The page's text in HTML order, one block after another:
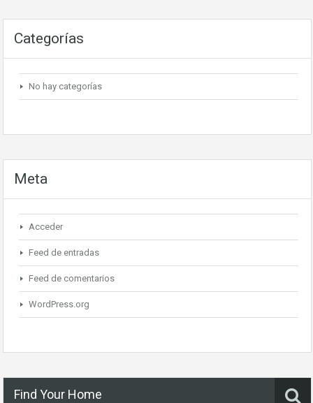
Categorías
No hay categorías
Meta
Acceder
Feed de entradas
Feed de comentarios
WordPress.org
Find Your Home